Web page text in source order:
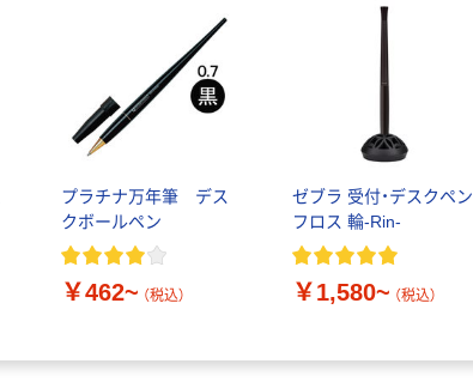
プラチナ万年筆 デス
クボールペン
￥462~ （税込）
ゼブラ 受付・デスクペン
フロス 輪-Rin-
￥1,580~ （税込）